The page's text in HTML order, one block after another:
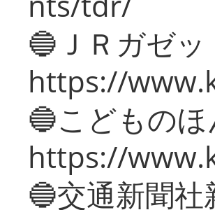
🔵ＪＲガゼッ
https://
🔵こどものほ
https://
🔵交通新聞社